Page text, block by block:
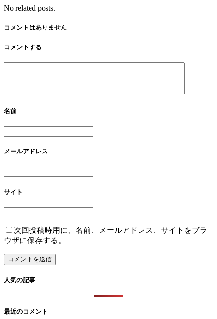
No related posts.
コメントはありません
コメントする
名前
メールアドレス
サイト
次回投稿時用に、名前、メールアドレス、サイトをブラ
ウザに保存する。
人気の記事
最近のコメント